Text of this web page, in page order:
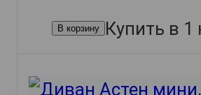
В корзину Купить в 1